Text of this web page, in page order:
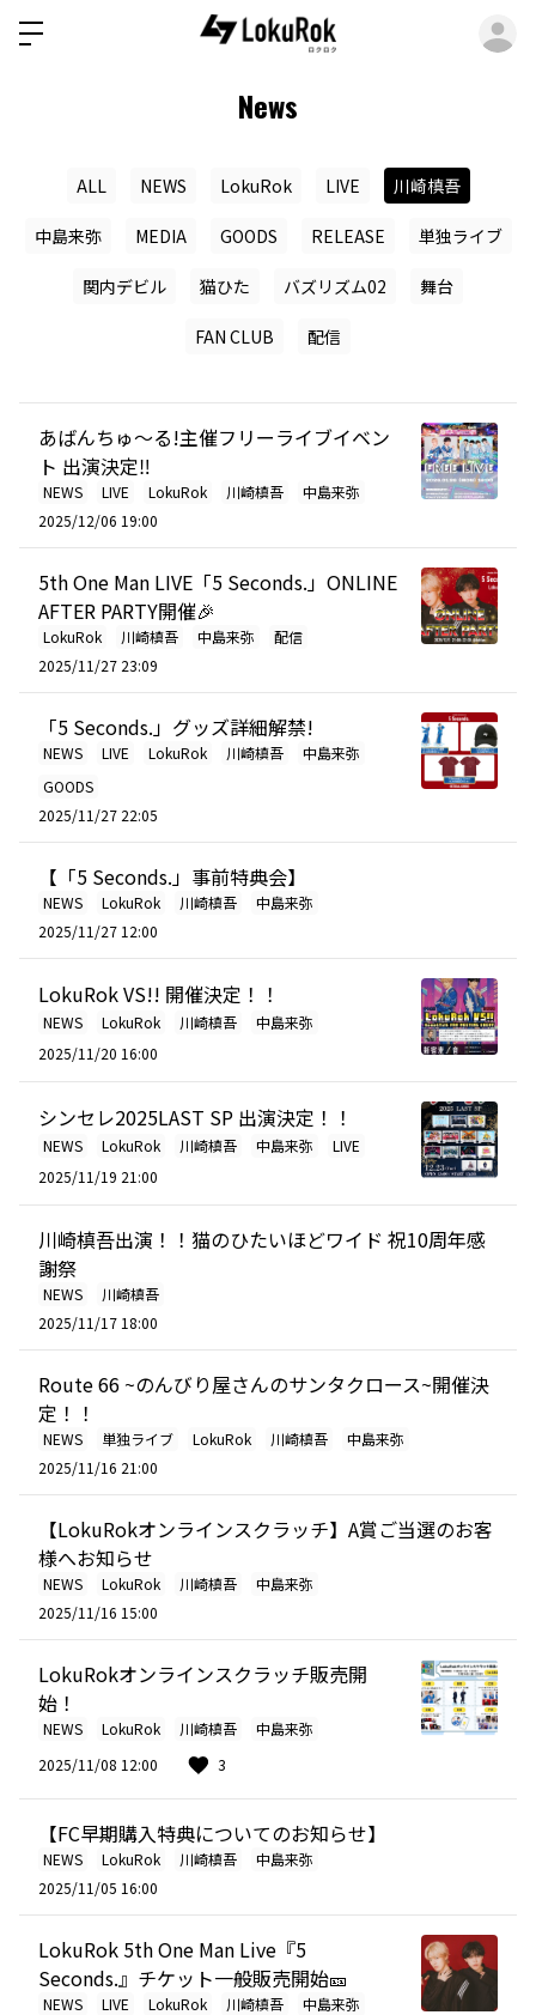
News
ALL NEWS LokuRok LIVE 川崎槙吾
中島来弥 MEDIA GOODS RELEASE 単独ライブ
関内デビル 猫ひた バズリズム02 舞台
FAN CLUB 配信
あばんちゅ〜る!主催フリーライブイベン
ト 出演決定‼︎
NEWS LIVE LokuRok 川崎槙吾
中島来弥
2025/12/06 19:00
5th One Man LIVE「5 Seconds.」ONLINE
AFTER PARTY開催🎉
LokuRok 川崎槙吾 中島来弥
配信
2025/11/27 23:09
「5 Seconds.」グッズ詳細解禁!
NEWS LIVE LokuRok 川崎槙吾
中島来弥
GOODS
2025/11/27 22:05
【「5 Seconds.」事前特典会】
NEWS LokuRok 川崎槙吾
中島来弥
2025/11/27 12:00
LokuRok VS!! 開催決定！！
NEWS LokuRok 川崎槙吾
中島来弥
2025/11/20 16:00
シンセレ2025LAST SP 出演決定！！
NEWS LokuRok 川崎槙吾 中島来弥
LIVE
2025/11/19 21:00
川崎槙吾出演！！猫のひたいほどワイド 祝10周年感
謝祭
NEWS
川崎槙吾
2025/11/17 18:00
Route 66 ~のんびり屋さんのサンタクロース~開催決
定！！
NEWS 単独ライブ LokuRok 川崎槙吾
中島来弥
2025/11/16 21:00
【LokuRokオンラインスクラッチ】A賞ご当選のお客
様へお知らせ
NEWS LokuRok 川崎槙吾
中島来弥
2025/11/16 15:00
LokuRokオンラインスクラッチ販売開
始！
NEWS LokuRok 川崎槙吾
中島来弥
2025/11/08 12:00
3
【FC早期購入特典についてのお知らせ】
NEWS LokuRok 川崎槙吾
中島来弥
2025/11/05 16:00
LokuRok 5th One Man Live『5
Seconds.』チケット一般販売開始🎫
NEWS LIVE LokuRok 川崎槙吾
中島来弥